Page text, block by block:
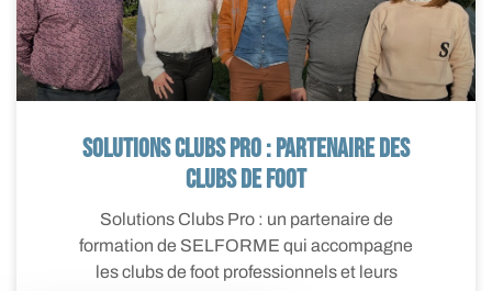
Solutions Clubs Pro : partenaire des
clubs de foot
Solutions Clubs Pro : un partenaire de
formation de SELFORME qui accompagne
les clubs de foot professionnels et leurs